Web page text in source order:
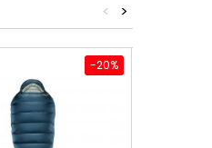
>
<
-20%